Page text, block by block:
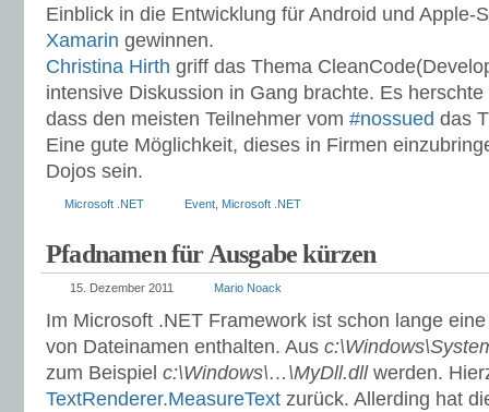
Einblick in die Entwicklung für Android und Apple-
Xamarin gewinnen.
Christina Hirth griff das Thema
intensive Diskussion in Gang brachte. Es
dass den meisten Teilnehmer vom #nossued das
Eine gute Möglichkeit, dieses in Firmen
Dojos sein.
Microsoft .NET Event Microsoft .NET
Pfadnamen für Ausgabe kürzen
15. Dezember 2011 Mario Noack
Im Microsoft .NET Framework ist schon lange
von Dateinamen enthalten. Aus
zum Beispiel c:\Windows\…\MyDll.dllwerden.
TextRenderer.MeasureText zurück. Allerding hat